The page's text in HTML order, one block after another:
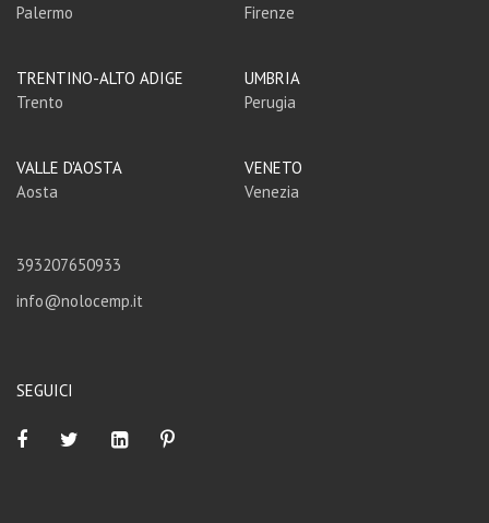
Palermo
Firenze
TRENTINO-ALTO ADIGE
Trento
UMBRIA
Perugia
VALLE D'AOSTA
Aosta
VENETO
Venezia
393207650933
info@nolocemp.it
SEGUICI